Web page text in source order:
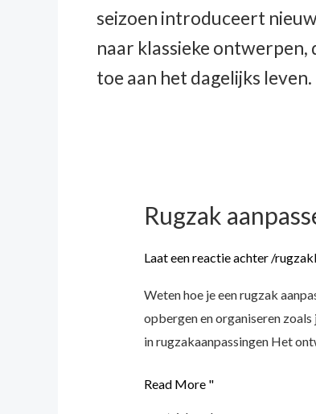
seizoen introduceert
naar klassieke
toe aan het dagelijks leven.
Rugzak
Laat een reactie achter /
Weten hoe je een rugzak
opbergen en organiseren
in rugzakaanpassingen Het
Rugzak
Ingenieus
met
tussenschotten
Read More "